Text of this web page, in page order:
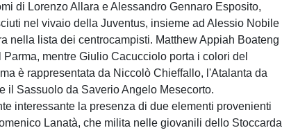
di Lorenzo Allara e Alessandro Gennaro Esposito,
nel vivaio della Juventus, insieme ad Alessio Nobile
nella lista dei centrocampisti. Matthew Appiah Boateng
Parma, mentre Giulio Cacucciolo porta i colori del
è rappresentata da Niccolò Chieffallo, l'Atalanta da
il Sassuolo da Saverio Angelo Mesecorto.
interessante la presenza di due elementi provenienti
Lanatà, che milita nelle giovanili dello Stoccarda